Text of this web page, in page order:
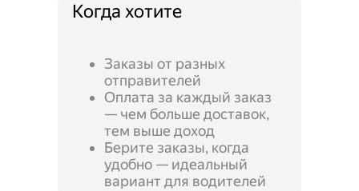
Когда хотите
Заказы от разных
отправителей
Оплата за каждый заказ
— чем больше доставок,
тем выше доход
Берите заказы, когда
удобно — идеальный
вариант для водителей